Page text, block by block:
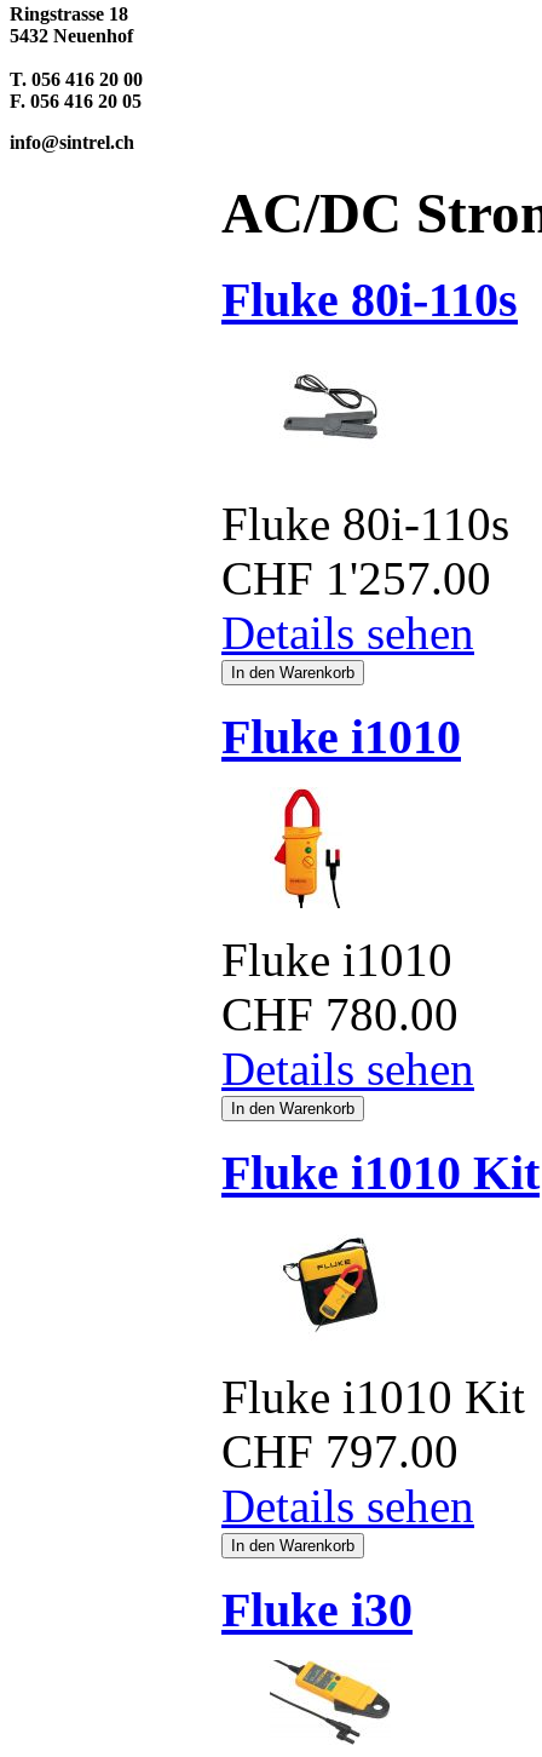
Ringstrasse 18
5432 Neuenhof
T. 056 416 20 00
F. 056 416 20 05
info@sintrel.ch
AC/DC
Fluke 80i-110s
Fluke 80i-110s
CHF 1'257.00
Details sehen
Fluke i1010
Fluke i1010
CHF 780.00
Details sehen
Fluke i1010 Kit
Fluke i1010 Kit
CHF 797.00
Details sehen
Fluke i30